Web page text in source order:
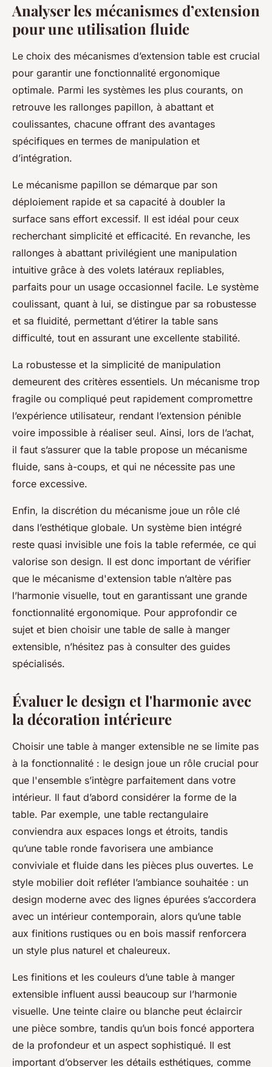
Analyser les mécanismes d’extension
pour une utilisation fluide
Le choix des mécanismes d’extension table est crucial
pour garantir une fonctionnalité ergonomique
optimale. Parmi les systèmes les plus courants, on
retrouve les rallonges papillon, à abattant et
coulissantes, chacune offrant des avantages
spécifiques en termes de manipulation et
d’intégration.
Le mécanisme papillon se démarque par son
déploiement rapide et sa capacité à doubler la
surface sans effort excessif. Il est idéal pour ceux
recherchant simplicité et efficacité. En revanche, les
rallonges à abattant privilégient une manipulation
intuitive grâce à des volets latéraux repliables,
parfaits pour un usage occasionnel facile. Le système
coulissant, quant à lui, se distingue par sa robustesse
et sa fluidité, permettant d’étirer la table sans
difficulté, tout en assurant une excellente stabilité.
La robustesse et la simplicité de manipulation
demeurent des critères essentiels. Un mécanisme trop
fragile ou compliqué peut rapidement compromettre
l’expérience utilisateur, rendant l’extension pénible
voire impossible à réaliser seul. Ainsi, lors de l’achat,
il faut s’assurer que la table propose un mécanisme
fluide, sans à-coups, et qui ne nécessite pas une
force excessive.
Enfin, la discrétion du mécanisme joue un rôle clé
dans l’esthétique globale. Un système bien intégré
reste quasi invisible une fois la table refermée, ce qui
valorise son design. Il est donc important de vérifier
que le mécanisme d'extension table n’altère pas
l’harmonie visuelle, tout en garantissant une grande
fonctionnalité ergonomique. Pour approfondir ce
sujet et bien choisir une table de salle à manger
extensible, n’hésitez pas à consulter des guides
spécialisés.
Évaluer le design et l'harmonie avec
la décoration intérieure
Choisir une table à manger extensible ne se limite pas
à la fonctionnalité : le design joue un rôle crucial pour
que l'ensemble s’intègre parfaitement dans votre
intérieur. Il faut d’abord considérer la forme de la
table. Par exemple, une table rectangulaire
conviendra aux espaces longs et étroits, tandis
qu’une table ronde favorisera une ambiance
conviviale et fluide dans les pièces plus ouvertes. Le
style mobilier doit refléter l’ambiance souhaitée : un
design moderne avec des lignes épurées s’accordera
avec un intérieur contemporain, alors qu’une table
aux finitions rustiques ou en bois massif renforcera
un style plus naturel et chaleureux.
Les finitions et les couleurs d’une table à manger
extensible influent aussi beaucoup sur l’harmonie
visuelle. Une teinte claire ou blanche peut éclaircir
une pièce sombre, tandis qu’un bois foncé apportera
de la profondeur et un aspect sophistiqué. Il est
important d’observer les détails esthétiques, comme